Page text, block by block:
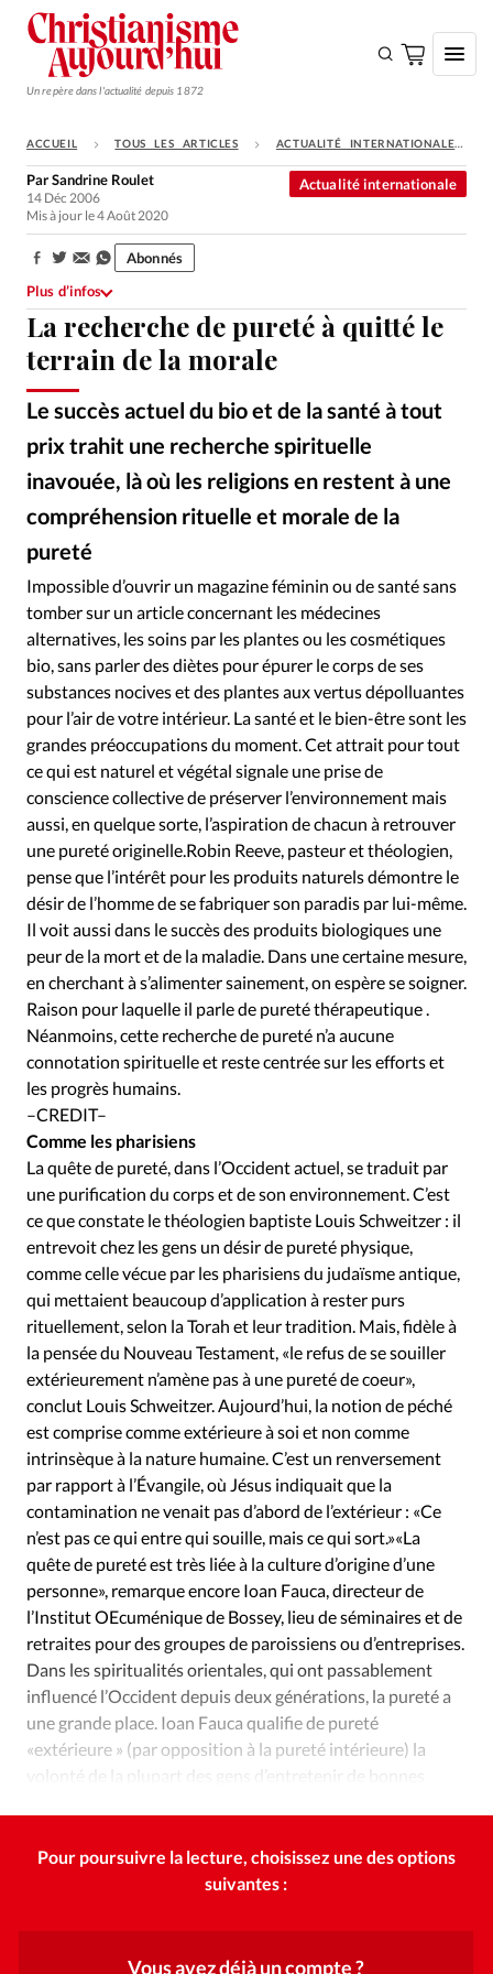
Un repère dans l'actualité depuis 1872
S'ABONNER
Monde
Opinions
Tous les articles
Faire un don
Emploi
Se connecter
Édition: Internationale
Devise:
RUBRIQUES
Tous les articles
Actualité chrétienne
Actualité internationale
Chronique
Culture
Dossier
Eglises Foi Génération réveil
Monde
Opinions
Publireportage
Relations Aujourd'hui
Société
Tour du monde des Eglises
Trait d'Ixène
Vécu
Vie Intérieure
ACCUEIL TOUS LES ARTICLES ACTUALITÉ INTERNATIONALE
La recherche de pureté à quitté le
terrain de la morale
Le succès actuel du bio et de la santé à tout
prix trahit une recherche spirituelle
inavouée, là où les religions en restent à une
compréhension rituelle et morale de la
pureté
Actualité internationale
ParSandrine Roulet
14 Déc 2006
Mis à jour le 4 Août 2020
Partager:
Abonnés
Plus d’infos
Impossible d’ouvrir un magazine féminin ou de santé sans
tomber sur un article concernant les médecines
alternatives, les soins par les plantes ou les cosmétiques
bio, sans parler des diètes pour épurer le corps de ses
substances nocives et des plantes aux vertus dépolluantes
pour l’air de votre intérieur. La santé et le bien-être sont les
grandes préoccupations du moment. Cet attrait pour tout
ce qui est naturel et végétal signale une prise de
conscience collective de préserver l’environnement mais
aussi, en quelque sorte, l’aspiration de chacun à retrouver
une pureté originelle.Robin Reeve, pasteur et théologien,
pense que l’intérêt pour les produits naturels démontre le
désir de l’homme de se fabriquer son paradis par lui-même.
Il voit aussi dans le succès des produits biologiques une
peur de la mort et de la maladie. Dans une certaine mesure,
en cherchant à s’alimenter sainement, on espère se soigner.
Raison pour laquelle il parle de pureté thérapeutique .
Néanmoins, cette recherche de pureté n’a aucune
connotation spirituelle et reste centrée sur les efforts et
les progrès humains.
–CREDIT–
Comme les pharisiens
La quête de pureté, dans l’Occident actuel, se traduit par
une purification du corps et de son environnement. C’est
ce que constate le théologien baptiste Louis Schweitzer : il
entrevoit chez les gens un désir de pureté physique,
comme celle vécue par les pharisiens du judaïsme antique,
qui mettaient beaucoup d’application à rester purs
rituellement, selon la Torah et leur tradition. Mais, fidèle à
la pensée du Nouveau Testament, «le refus de se souiller
extérieurement n’amène pas à une pureté de coeur»,
conclut Louis Schweitzer. Aujourd’hui, la notion de péché
est comprise comme extérieure à soi et non comme
intrinsèque à la nature humaine. C’est un renversement
par rapport à l’Évangile, où Jésus indiquait que la
contamination ne venait pas d’abord de l’extérieur : «Ce
n’est pas ce qui entre qui souille, mais ce qui sort.»«La
quête de pureté est très liée à la culture d’origine d’une
personne», remarque encore Ioan Fauca, directeur de
l’Institut OEcuménique de Bossey, lieu de séminaires et de
retraites pour des groupes de paroissiens ou d’entreprises.
Dans les spiritualités orientales, qui ont passablement
influencé l’Occident depuis deux générations, la pureté a
une grande place. Ioan Fauca qualifie de pureté
«extérieure » (par opposition à la pureté intérieure) la
volonté de la plupart des gens d’entretenir de bonnes
Pour poursuivre la lecture, choisissez une des options
suivantes :
Vous avez déjà un compte ?